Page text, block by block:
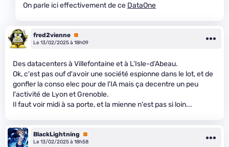
On parle ici effectivement de ce DataOne
fred2vienne Premium
Le 13/02/2025 à 18h09
Des datacenters à Villefontaine et à L’Isle-d’Abeau.
Ok, c'est pas ouf d'avoir une société espionne dans le lot, et de
gonfler la conso elec pour de l'IA mais ça decentre un peu
l'activité de Lyon et Grenoble.
Il faut voir midi à sa porte, et la mienne n'est pas si loin...
BlackLightning
Premium
Le 13/02/2025 à 18h58